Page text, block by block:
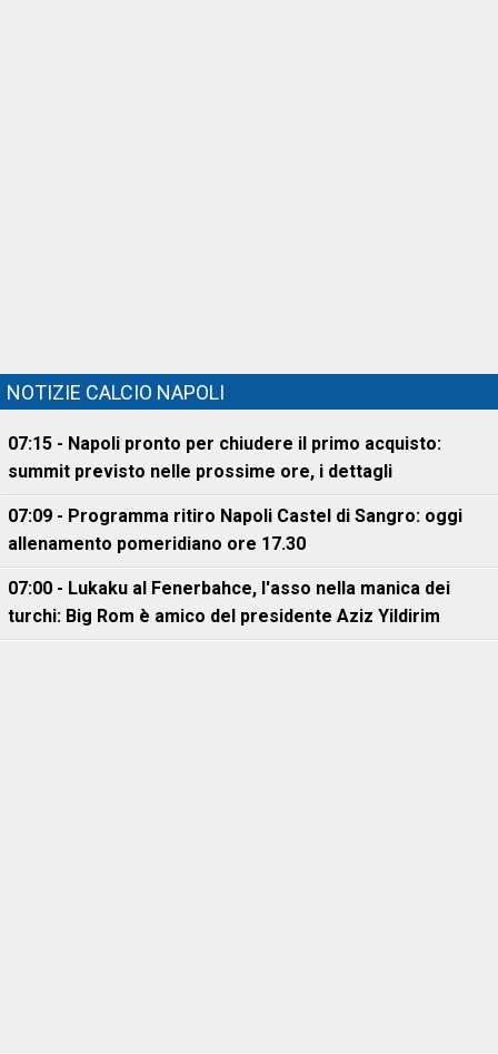
NOTIZIE CALCIO NAPOLI
07:15 - Napoli pronto per chiudere il primo acquisto:
summit previsto nelle prossime ore, i dettagli
07:09 - Programma ritiro Napoli Castel di Sangro: oggi
allenamento pomeridiano ore 17.30
07:00 - Lukaku al Fenerbahce, l'asso nella manica dei
turchi: Big Rom è amico del presidente Aziz Yildirim